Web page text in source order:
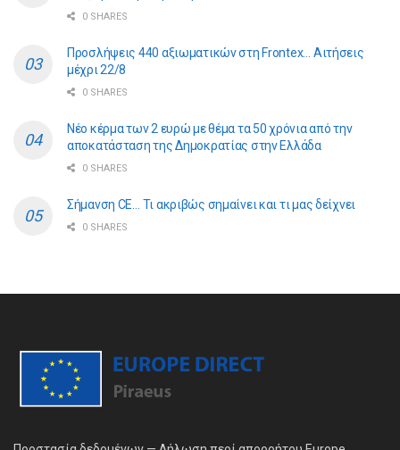
0 SHARES
Προσλήψεις 440 αξιωματικών στη Frontex… Αιτήσεις
μέχρι 22/8
0 SHARES
Νέο κέρμα των 2 ευρώ με θέμα τα 50 χρόνια από την
αποκατάσταση της Δημοκρατίας στην Ελλάδα
0 SHARES
Σήμανση CE… Τι ακριβώς σημαίνει και τι μας δείχνει
0 SHARES